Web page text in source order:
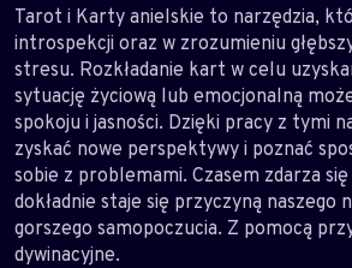
Tarot i Karty anielskie to narzędzia,
introspekcji oraz w zrozumieniu
stresu. Rozkładanie kart w celu
sytuację życiową lub emocjonalną
spokoju i jasności. Dzięki pracy z tymi
zyskać nowe perspektywy i poznać
sobie z problemami. Czasem zdarza
dokładnie staje się przyczyną naszego
gorszego samopoczucia. Z pomocą
dywinacyjne.